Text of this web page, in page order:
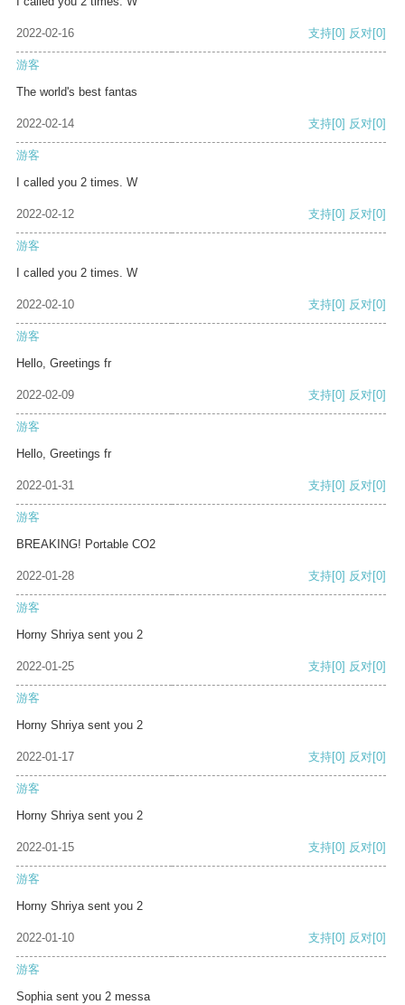
2022-02-16 支持[0] 反对[0]
游客
The world's best fantas
2022-02-14 支持[0] 反对[0]
游客
I called you 2 times. W
2022-02-12 支持[0] 反对[0]
游客
I called you 2 times. W
2022-02-10 支持[0] 反对[0]
游客
Hello, Greetings fr
2022-02-09 支持[0] 反对[0]
游客
Hello, Greetings fr
2022-01-31 支持[0] 反对[0]
游客
BREAKING! Portable CO2
2022-01-28 支持[0] 反对[0]
游客
Horny Shriya sent you 2
2022-01-25 支持[0] 反对[0]
游客
Horny Shriya sent you 2
2022-01-17 支持[0] 反对[0]
游客
Horny Shriya sent you 2
2022-01-15 支持[0] 反对[0]
游客
Horny Shriya sent you 2
2022-01-10 支持[0] 反对[0]
游客
Sophia sent you 2 messa